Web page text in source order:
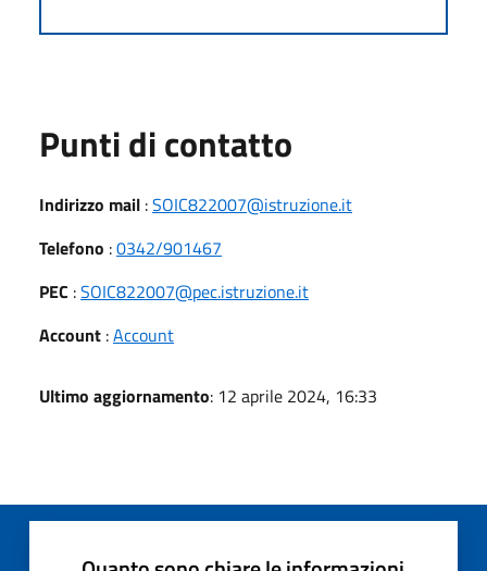
Punti di contatto
Indirizzo mail :SOIC822007@istruzione.it
Telefono :0342/901467
PEC :SOIC822007@pec.istruzione.it
Account :Account
Ultimo aggiornamento: 12 aprile 2024, 16:33